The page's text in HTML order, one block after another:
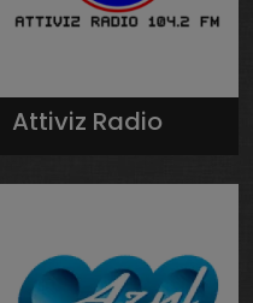
Attiviz Radio